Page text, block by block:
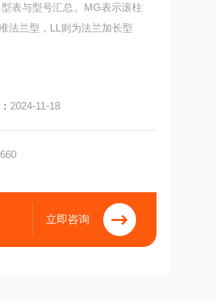
表与型号汇总。MG表示滚柱
法兰型，LL则为法兰加长型
2024-11-18
660
立即咨询